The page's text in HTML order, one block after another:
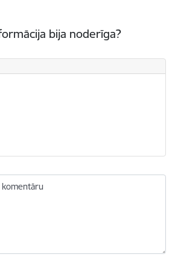
bija noderīga?
bija noderīga?
komentāru